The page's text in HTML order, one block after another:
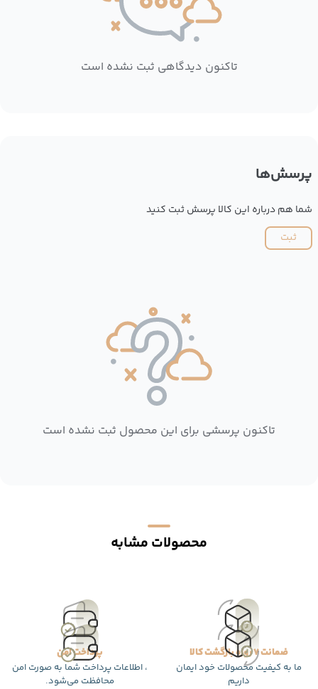
تاکنون دیدگاهی ثبت نشده است
پرسش‌ها
شما هم درباره این کالا پرسش ثبت کنید
ثبت
تاکنون پرسشی برای این محصول ثبت نشده است
محصولات مشابه
ضمانت 7 روزه بازگشت کالا
ما به کیفیت محصولات خود ایمان
داریم
پرداخت امن
، اطلاعات پرداخت شما به صورت امن
محافظت می‌شود.